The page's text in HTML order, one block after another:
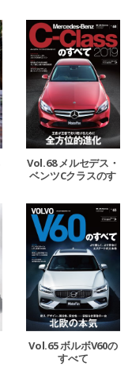
Vol.68 メルセデス・
ベンツCクラスのす
Vol.65 ボルボV60の
すべて